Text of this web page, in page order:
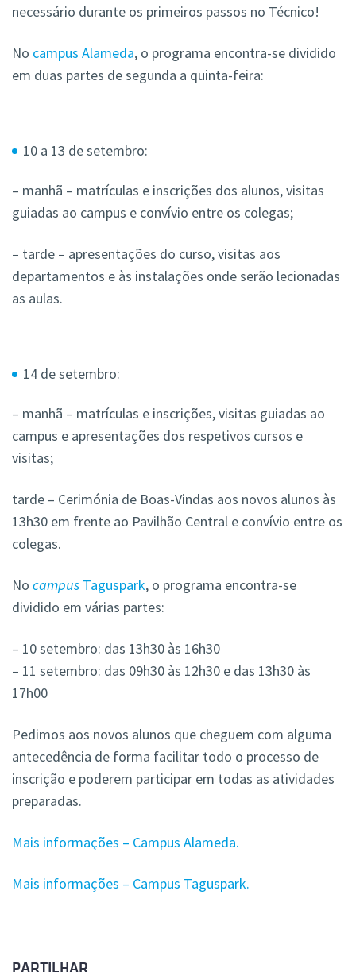
necessário durante os primeiros passos no Técnico!
No campus Alameda, o programa encontra-se dividido
em duas partes de segunda a quinta-feira:
10 a 13 de setembro:
– manhã – matrículas e inscrições dos alunos, visitas
guiadas ao campus e convívio entre os colegas;
– tarde – apresentações do curso, visitas aos
departamentos e às instalações onde serão lecionadas
as aulas.
14 de setembro:
– manhã – matrículas e inscrições, visitas guiadas ao
campus e apresentações dos respetivos cursos e
visitas;
tarde – Cerimónia de Boas-Vindas aos novos alunos às
13h30 em frente ao Pavilhão Central e convívio entre os
colegas.
No campus Taguspark, o programa encontra-se
dividido em várias partes:
– 10 setembro: das 13h30 às 16h30
– 11 setembro: das 09h30 às 12h30 e das 13h30 às
17h00
Pedimos aos novos alunos que cheguem com alguma
antecedência de forma facilitar todo o processo de
inscrição e poderem participar em todas as atividades
preparadas.
Mais informações – Campus Alameda.
Mais informações – Campus Taguspark.
PARTILHAR